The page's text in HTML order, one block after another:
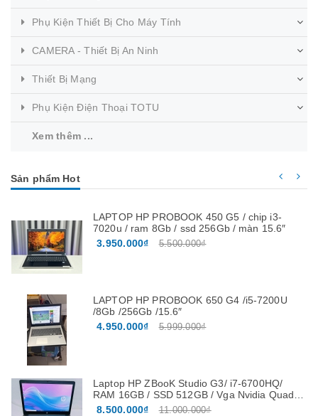
Phụ Kiện Thiết Bị Cho Máy Tính
CAMERA - Thiết Bị An Ninh
Thiết Bị Mạng
Phụ Kiện Điện Thoại TOTU
Xem thêm ...
Sản phẩm Hot
LAPTOP HP PROBOOK 450 G5 / chip i3-
7020u / ram 8Gb / ssd 256Gb / màn 15.6″
3.950.000₫
5.500.000₫
LAPTOP HP PROBOOK 650 G4 /i5-7200U
/8Gb /256Gb /15.6″
4.950.000₫
5.999.000₫
Laptop HP ZBooK Studio G3/ i7-6700HQ/
RAM 16GB / SSD 512GB / Vga Nvidia Quadro
M1000M 4G màn 15.6”FHD
8.500.000₫ 11.000.000₫